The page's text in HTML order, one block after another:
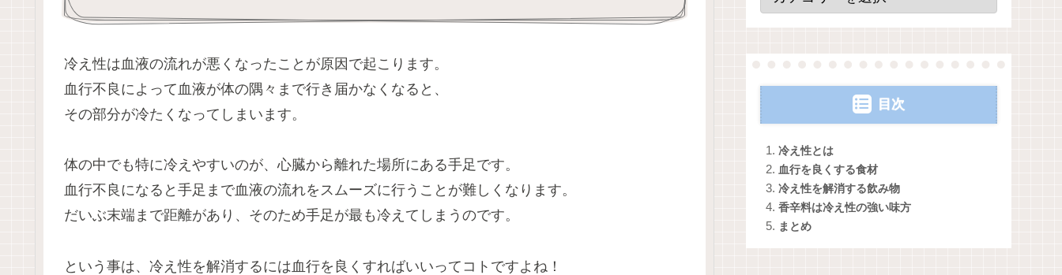
冷え性は血液の流れが悪くなったことが原因で起こります。
血行不良によって血液が体の隅々まで行き届かなくなると、
その部分が冷たくなってしまいます。
体の中でも特に冷えやすいのが、心臓から離れた場所にある手足です。
血行不良になると手足まで血液の流れをスムーズに行うことが難しくなります。
だいぶ末端まで距離があり、そのため手足が最も冷えてしまうのです。
という事は、冷え性を解消するには血行を良くすればいいってコトですよね！
目次
冷え性とは
血行を良くする食材
冷え性を解消する飲み物
香辛料は冷え性の強い味方
まとめ